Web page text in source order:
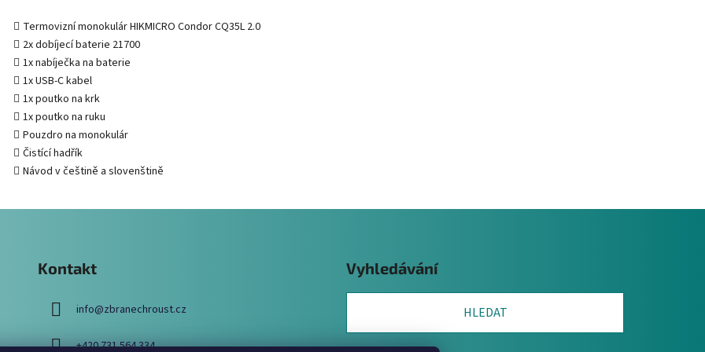
Termovizní monokulár HIKMICRO Condor CQ35L 2.0
2x dobíjecí baterie 21700
1x nabíječka na baterie
1x USB-C kabel
1x poutko na krk
1x poutko na ruku
Pouzdro na monokulár
Čistící hadřík
Návod v češtině a slovenštině
Kontakt
info@zbranechroust.cz
+420 731 564 334
Vyhledávání
HLEDAT